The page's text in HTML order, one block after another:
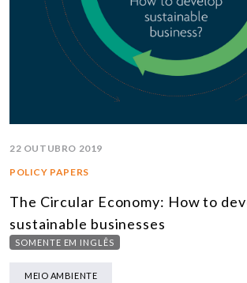
22 OUTUBRO 2019
POLICY PAPERS
The Circular Economy: How to
sustainable businesses
SOMENTE EM INGLÊS
MEIO AMBIENTE